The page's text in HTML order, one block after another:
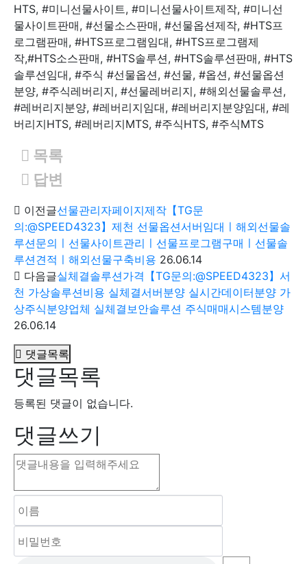
HTS, #미니선물사이트, #미니선물사이트제작, #미니선
물사이트판매, #선물소스판매, #선물옵션제작, #HTS프
로그램판매, #HTS프로그램임대, #HTS프로그램제
작,#HTS소스판매, #HTS솔루션, #HTS솔루션판매, #HTS
솔루션임대, #주식 #선물옵션, #선물, #옵션, #선물옵션
분양, #주식레버리지, #선물레버리지, #해외선물솔루션,
#레버리지분양, #레버리지임대, #레버리지분양임대, #레
버리지HTS, #레버리지MTS, #주식HTS, #주식MTS
목록
답변
이전글선물관리자페이지제작【TG문
의:@SPEED4323】제천 선물옵션서버임대ㅣ해외선물솔
루션문의ㅣ선물사이트관리ㅣ선물프로그램구매ㅣ선물솔
루션견적ㅣ해외선물구축비용 26.06.14
다음글실체결솔루션가격【TG문의:@SPEED4323】서
천 가상솔루션비용 실체결서버분양 실시간데이터분양 가
상주식분양업체 실체결보안솔루션 주식매매시스템분양
26.06.14
댓글목록
댓글목록
등록된 댓글이 없습니다.
댓글쓰기